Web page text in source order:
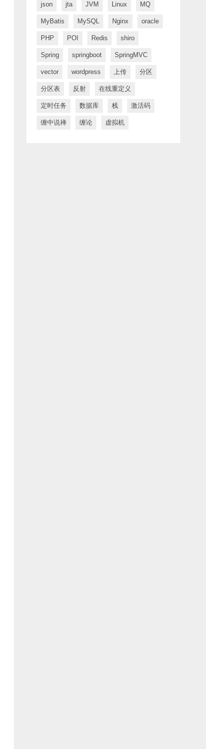
json jta JVM Linux MQ
MyBatis MySQL Nginx oracle
PHP POI Redis shiro
Spring springboot SpringMVC
vector wordpress 上传 分区
分区表 反射 在线重定义
定时任务 数据库 栈 激活码
缠中说禅 缠论 虚拟机